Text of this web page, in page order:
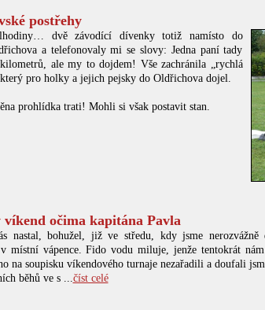
postřehy
dvě závodící dívenky totiž namísto do
a telefonovaly mi se slovy: Jedna paní tady
ale my to dojdem! Vše zachránila „rychlá
pro holky a jejich pejsky do Oldřichova dojel.
prohlídka trati! Mohli si však postavit stan.
očima kapitána Pavla
nastal, bohužel, již ve středu, kdy jsme nerozvážně
místní vápence. Fido vodu miluje, jenže tentokrát
na soupisku víkendového turnaje nezařadili a doufali
běhů ve s ... číst celé